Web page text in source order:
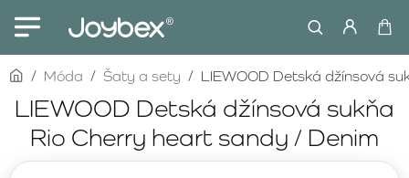
LIEWOOD Detská džínsová sukňa
Rio Cherry heart sandy / Denim
homeMóda Šaty a sety LIEWOOD Detská džínsová